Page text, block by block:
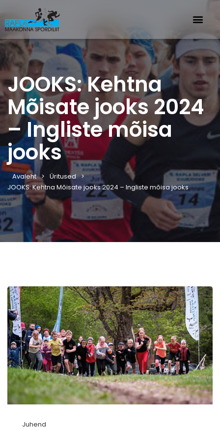
JOOKS: Kehtna
Mõisate jooks 2024
– Ingliste mõisa
jooks
Avaleht
Üritused
JOOKS: Kehtna Mõisate jooks 2024 – Ingliste mõisa jooks
Juhend